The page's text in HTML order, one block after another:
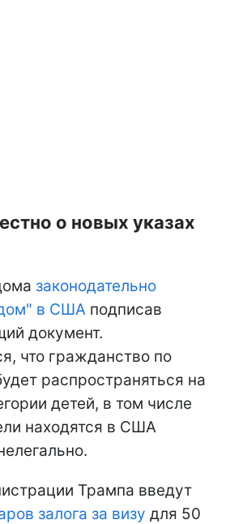
о новых указах
законодательно
в США подписав
документ.
что гражданство по
распространяться на
детей, в том числе
находятся в США
Трампа введут
залога за визу для 50